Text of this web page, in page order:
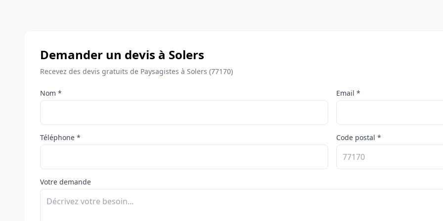
Demander un devis à Solers
Recevez des devis gratuits de Paysagistes à Solers (77170)
Nom * Email *
Téléphone * Code postal *
Votre demande